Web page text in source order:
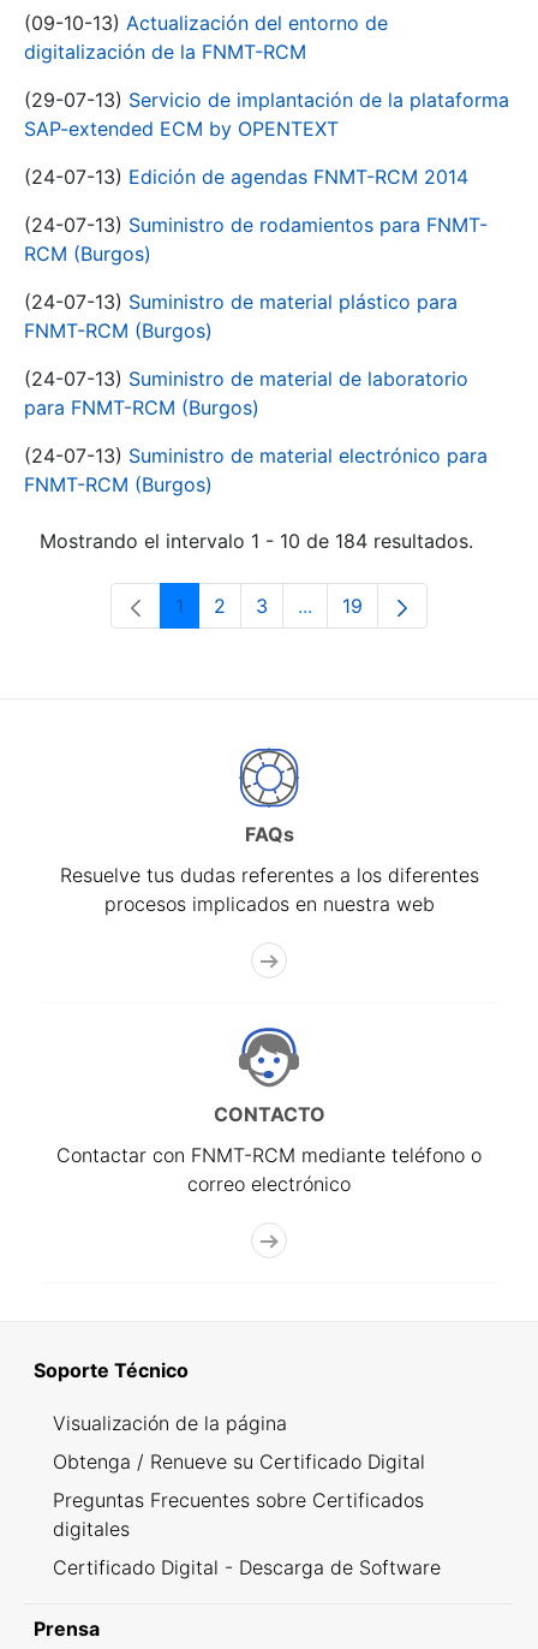
(09-10-13) Actualización del entorno de
digitalización de la FNMT-RCM
(29-07-13) Servicio de implantación de la plataforma
SAP-extended ECM by OPENTEXT
(24-07-13) Edición de agendas FNMT-RCM 2014
(24-07-13) Suministro de rodamientos para FNMT-
RCM (Burgos)
(24-07-13) Suministro de material plástico para
FNMT-RCM (Burgos)
(24-07-13) Suministro de material de laboratorio
para FNMT-RCM (Burgos)
(24-07-13) Suministro de material electrónico para
FNMT-RCM (Burgos)
Mostrando el intervalo 1 - 10 de 184 resultados.
Página
1 Página
2 Página
3 ...Páginas intermedias Use
Página
19
FAQs
Resuelve tus dudas referentes a los diferentes
procesos implicados en nuestra web
CONTACTO
Contactar con FNMT-RCM mediante teléfono o
correo electrónico
Soporte Técnico
Visualización de la página
Obtenga / Renueve su Certificado Digital
Preguntas Frecuentes sobre Certificados
digitales
Certificado Digital - Descarga de Software
Prensa